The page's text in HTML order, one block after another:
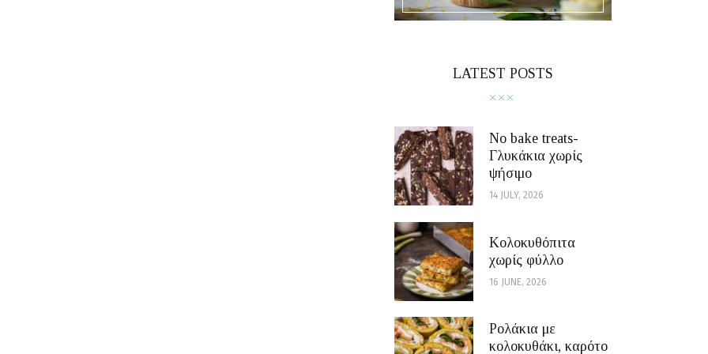
LATEST POSTS
No bake treats-
Γλυκάκια χωρίς
ψήσιμο
14 JULY, 2026
Κολοκυθόπιτα
χωρίς φύλλο
16 JUNE, 2026
Ρολάκια με
κολοκυθάκι, καρότο